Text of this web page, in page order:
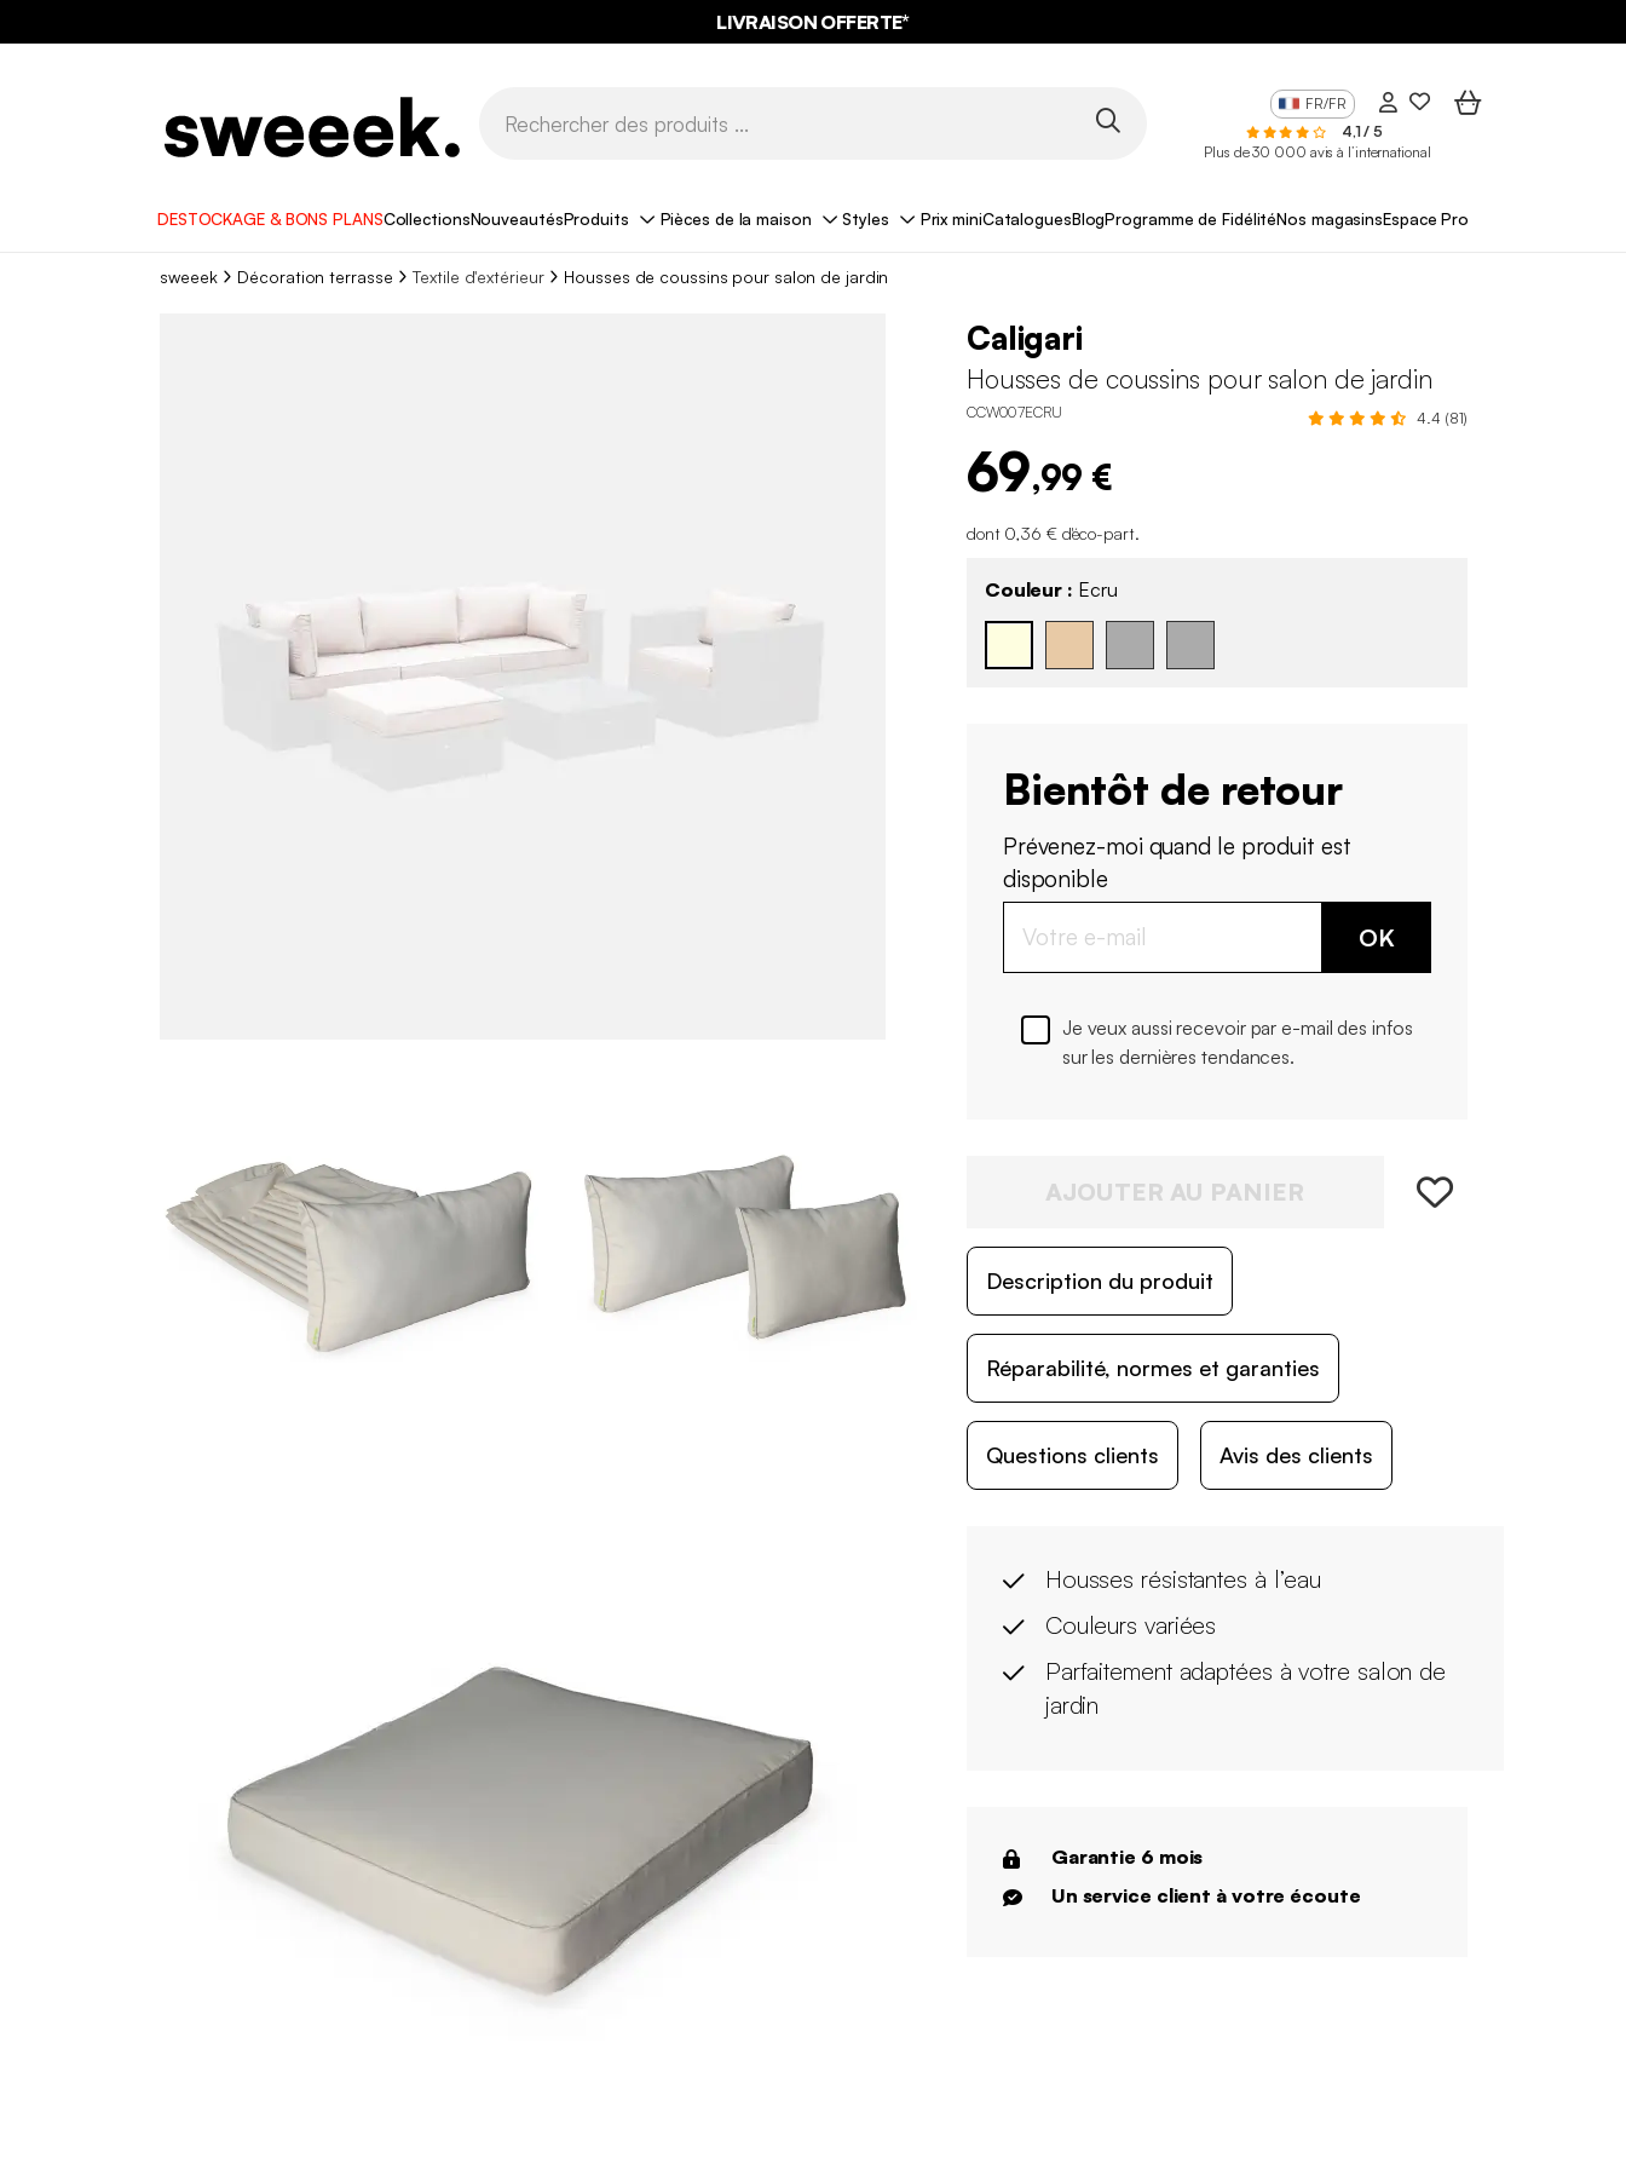
LIVRAISON OFFERTE*
FR/FR
4,1 / 5
Plus de 30 000 avis à l’international
DESTOCKAGE & BONS PLANSCollectionsNouveautésProduits Pièces de la maison Styles Prix miniCataloguesBlogProgramme de FidélitéNos magasinsEspace Pro
sweeek Décoration terrasse Textile d'extérieur Housses de coussins pour salon de jardin
Caligari
Housses de coussins pour salon de jardin
CCW007ECRU 4.4 (81)
69,99 €
dont 0,36 € d'éco-part.
Couleur : Ecru
Bientôt de retour
Prévenez-moi quand le produit est
disponible
OK
Je veux aussi recevoir par e-mail des infos
sur les dernières tendances.
AJOUTER AU PANIER
Description du produit
Réparabilité, normes et garanties
Questions clients Avis des clients
Housses résistantes à l’eau
Couleurs variées
Parfaitement adaptées à votre salon de
jardin
Garantie 6 mois
Un service client à votre écoute